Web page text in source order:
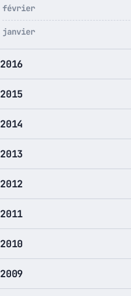
février
janvier
2016
2015
2014
2013
2012
2011
2010
2009